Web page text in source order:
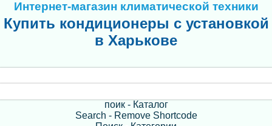
Интернет-магазин климатической техники
Купить кондиционеры с установкой
в Харькове
поик - Каталог
Search - Remove Shortcode